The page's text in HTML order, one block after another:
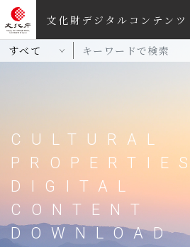
ページ内移動リンク
共通メニューに移動
ページ本文に移動
フッターに移動
文化財デジタルコンテンツ
CULTURAL
PROPERTIES
DIGITAL
CONTENT
DOWNLOAD
すべて